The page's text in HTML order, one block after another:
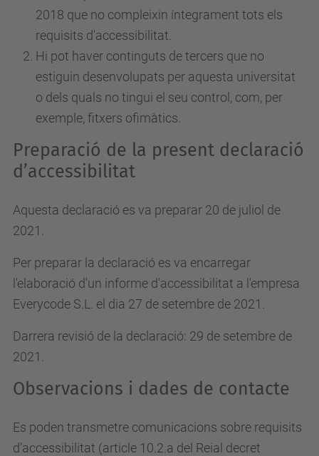
2018 que no compleixin íntegrament tots els
requisits d'accessibilitat.
Hi pot haver continguts de tercers que no
estiguin desenvolupats per aquesta universitat
o dels quals no tingui el seu control, com, per
exemple, fitxers ofimàtics.
Preparació de la present declaració
d’accessibilitat
Aquesta declaració es va preparar 20 de juliol de
2021.
Per preparar la declaració es va encarregar
l'elaboració d'un informe d'accessibilitat a l'empresa
Everycode S.L. el dia 27 de setembre de 2021.
Darrera revisió de la declaració: 29 de setembre de
2021.
Observacions i dades de contacte
Es poden transmetre comunicacions sobre requisits
d’accessibilitat (article 10.2.a del Reial decret